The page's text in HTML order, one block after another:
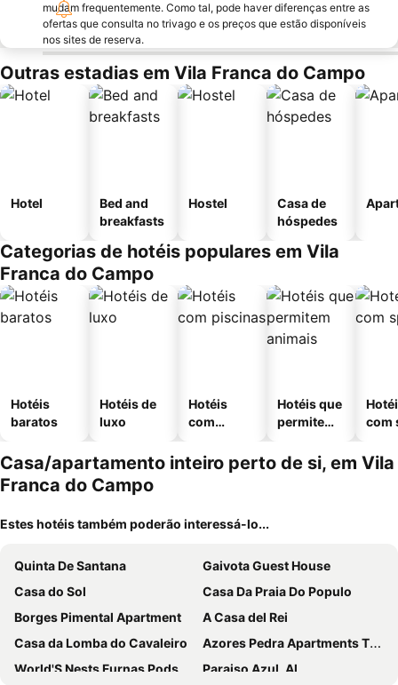
mudam frequentemente. Como tal, pode haver diferenças entre as
ofertas que consulta no trivago e os preços que estão disponíveis
nos sites de reserva.
Outras estadias em Vila Franca do Campo
Hotel
Bed and
breakfasts
Hostel
Casa de
hóspedes
Categorias de hotéis populares em Vila
Franca do Campo
Hotéis
baratos
Hotéis de
luxo
Hotéis
com
Hotéis que
permitem
com
Casa/apartamento inteiro perto de si, em Vila
Franca do Campo
Estes hotéis também poderão interessá-lo...
Quinta De Santana
Gaivota Guest House
Casa do Sol
Casa Da Praia Do Populo
Borges Pimental Apartment
A Casa del Rei
Casa da Lomba do Cavaleiro
Azores Pedra Apartments T0 e T1
World'S Nests Furnas Pods Village
Paraiso Azul, Al